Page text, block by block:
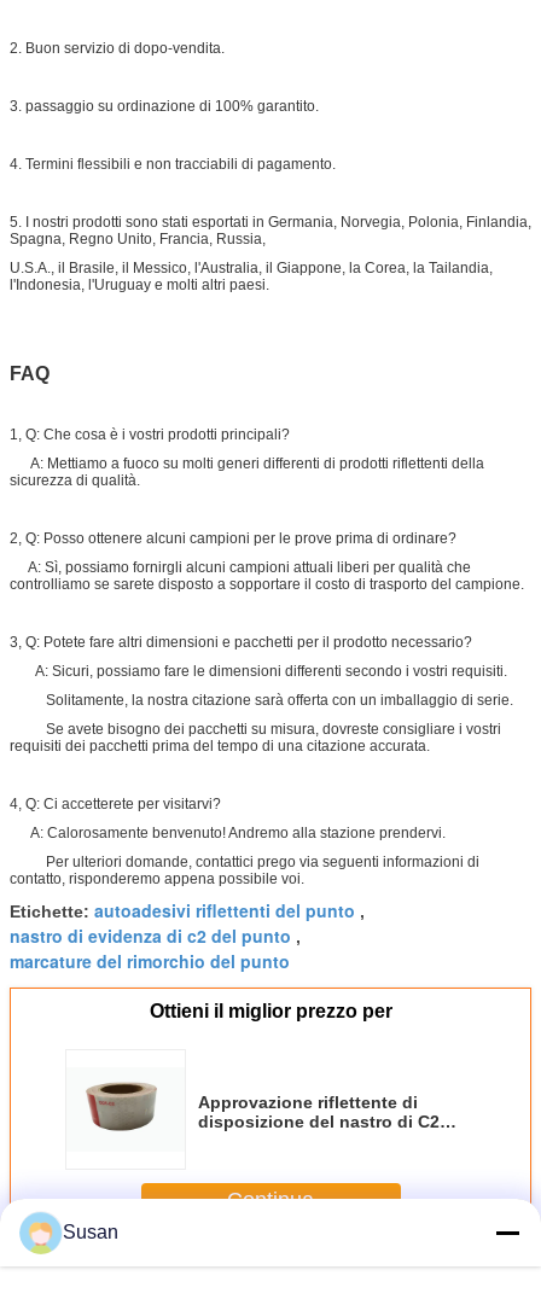
2. Buon servizio di dopo-vendita.
3. passaggio su ordinazione di 100% garantito.
4. Termini flessibili e non tracciabili di pagamento.
5. I nostri prodotti sono stati esportati in Germania, Norvegia, Polonia, Finlandia,
Spagna, Regno Unito, Francia, Russia,
U.S.A., il Brasile, il Messico, l'Australia, il Giappone, la Corea, la Tailandia,
l'Indonesia, l'Uruguay e molti altri paesi.
FAQ
1, Q: Che cosa è i vostri prodotti principali?
A: Mettiamo a fuoco su molti generi differenti di prodotti riflettenti della
sicurezza di qualità.
2, Q: Posso ottenere alcuni campioni per le prove prima di ordinare?
A: Sì, possiamo fornirgli alcuni campioni attuali liberi per qualità che
controlliamo se sarete disposto a sopportare il costo di trasporto del campione.
3, Q: Potete fare altri dimensioni e pacchetti per il prodotto necessario?
A: Sicuri, possiamo fare le dimensioni differenti secondo i vostri requisiti.
Solitamente, la nostra citazione sarà offerta con un imballaggio di serie.
Se avete bisogno dei pacchetti su misura, dovreste consigliare i vostri
requisiti dei pacchetti prima del tempo di una citazione accurata.
4, Q: Ci accetterete per visitarvi?
A: Calorosamente benvenuto! Andremo alla stazione prendervi.
Per ulteriori domande, contattici prego via seguenti informazioni di
contatto, risponderemo appena possibile voi.
Etichette: autoadesivi riflettenti del punto ,
nastro di evidenza di c2 del punto ,
marcature del rimorchio del punto
Ottieni il miglior prezzo per
Approvazione riflettente di
disposizione del nastro di C2
pressione
Continua
PiùNastro riflettente di C2 del punto
Susan